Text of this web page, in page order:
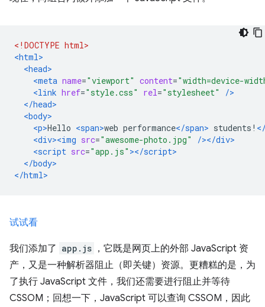
<!DOCTYPE html>
<html>
<head>
<meta name="viewport" content="width=device-
<link href="style.css" rel="stylesheet"
/>
</head>
<body>
<p>Hello <span>web performance</span> students!
<div><img src="awesome-photo.jpg"
/></div>
<script src="app.js" ></script>
</body>
</html>
试试看
我们添加了 app.js ，它既是网页上的外部 JavaScript 资
产，又是一种解析器阻止（即关键）资源。更糟糕的是，为
了执行 JavaScript 文件，我们还需要进行阻止并等待
CSSOM；回想一下，JavaScript 可以查询 CSSOM，因此